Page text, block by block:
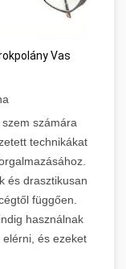
Vas
számára
technikákat
és drasztikusan
függően.
használnak
és ezeket